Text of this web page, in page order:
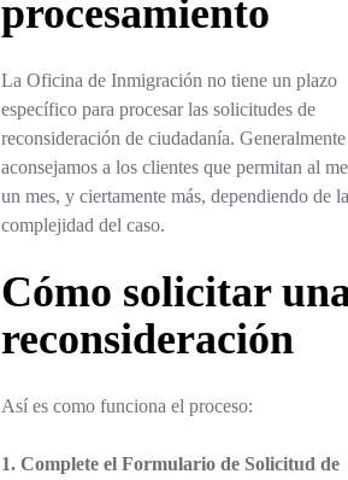
procesamiento
La Oficina de Inmigración no tiene un plazo
específico para procesar las solicitudes de
reconsideración de ciudadanía. Generalmente
aconsejamos a los clientes que permitan al
un mes, y ciertamente más, dependiendo de la
complejidad del caso.
Cómo solicitar
reconsideración
Así es como funciona el proceso:
1. Complete el Formulario de Solicitud de